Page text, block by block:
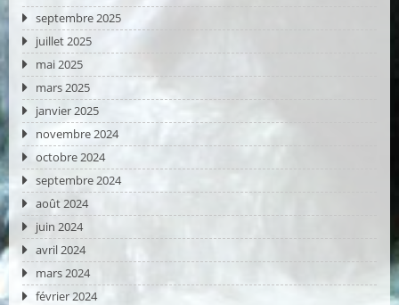
septembre 2025
juillet 2025
mai 2025
mars 2025
janvier 2025
novembre 2024
octobre 2024
septembre 2024
août 2024
juin 2024
avril 2024
mars 2024
février 2024